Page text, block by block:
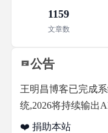
1159
文章数
公告
王明昌博客已完成
统,2026将持续输出
❤️ 捐助本站